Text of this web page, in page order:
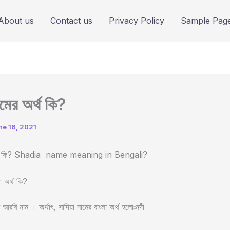
us Contact us Privacy Policy Sample
অর্থ কি?
16, 2021
অর্থ কি? Shadia name meaning in Bengali?
অর্থ কি?
নাম । অর্থাৎ, সাদিয়া নামের বাংলা অর্থ হলোঃনদী